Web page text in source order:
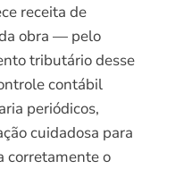
receita de
obra — pelo
tributário desse
contábil
periódicos,
cuidadosa para
corretamente o